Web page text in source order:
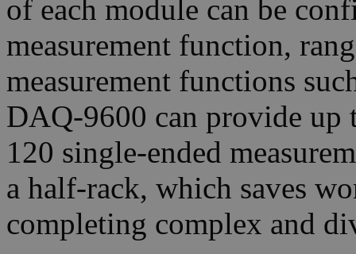
of each module can be
measurement function,
measurement functions
DAQ-9600 can provide up
120 single-ended
a half-rack, which saves
completing complex and